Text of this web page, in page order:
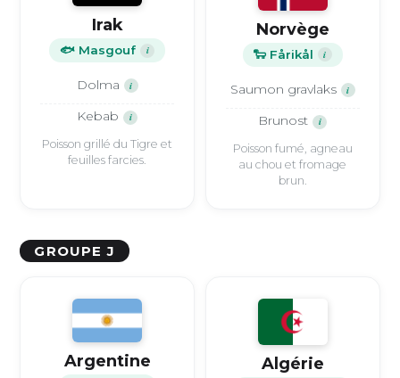
Irak
🐟 Masgouf i
Dolma i
Kebab i
Poisson grillé du Tigre et
feuilles farcies.
Norvège
🐑 Fårikål i
Saumon gravlaks i
Brunost i
Poisson fumé, agneau
au chou et fromage
brun.
GROUPE J
Argentine Algérie